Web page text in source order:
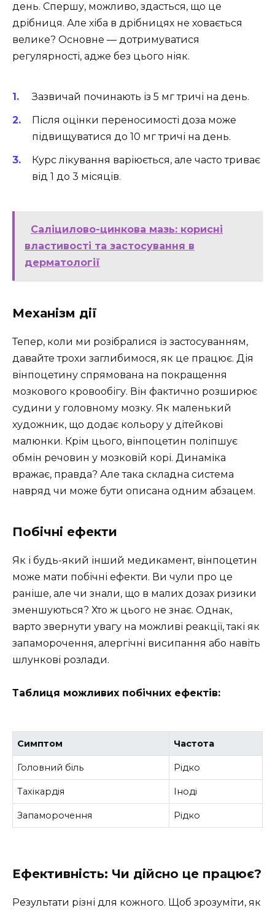
день. Спершу, можливо, здасться, що це
дрібниця. Але хіба в дрібницях не ховається
велике? Основне — дотримуватися
регулярності, адже без цього ніяк.
Зазвичай починають із 5 мг тричі на день.
Після оцінки переносимості доза може
підвищуватися до 10 мг тричі на день.
Курс лікування варіюється, але часто триває
від 1 до 3 місяців.
Саліцилово-цинкова мазь: корисні
властивості та застосування в
дерматології
Механізм дії
Тепер, коли ми розібралися із застосуванням,
давайте трохи заглибимося, як це працює. Дія
вінпоцетину спрямована на покращення
мозкового кровообігу. Він фактично розширює
судини у головному мозку. Як маленький
художник, що додає кольору у дітейкові
малюнки. Крім цього, вінпоцетин поліпшує
обмін речовин у мозковій корі. Динаміка
вражає, правда? Але така складна система
навряд чи може бути описана одним абзацем.
Побічні ефекти
Як і будь-який інший медикамент, вінпоцетин
може мати побічні ефекти. Ви чули про це
раніше, але чи знали, що в малих дозах ризики
зменшуються? Хто ж цього не знає. Однак,
варто звернути увагу на можливі реакції, такі як
запаморочення, алергічні висипання або навіть
шлункові розлади.
Таблиця можливих побічних ефектів:
Симптом Частота
Головний біль Рідко
Тахікардія Іноді
Запаморочення Рідко
Ефективність: Чи дійсно це працює?
Результати різні для кожного. Щоб зрозуміти, як